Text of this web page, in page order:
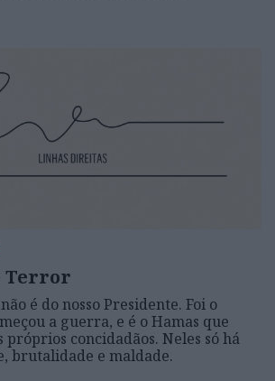
Terror
é do nosso Presidente. Foi o
a guerra, e é o Hamas que
próprios concidadãos. Neles só há
brutalidade e maldade.